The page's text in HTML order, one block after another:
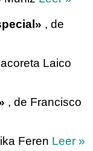
, de
Laico
, de Francisco
Feren Leer »